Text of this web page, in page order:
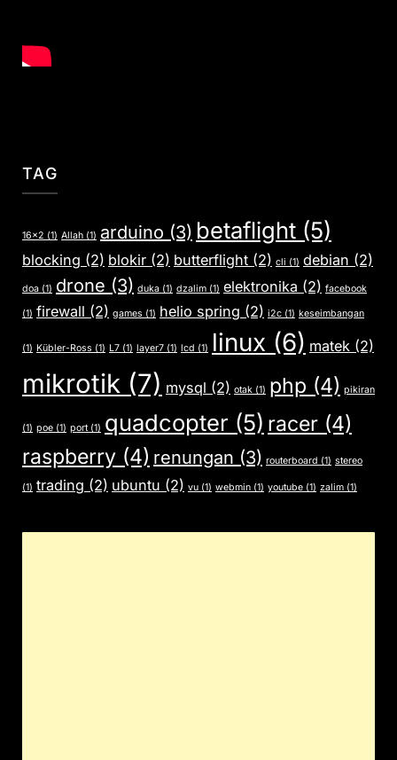
TAG
16x2 (1) Allah (1) arduino (3) betaflight (5)
blocking (2) blokir (2) butterflight (2) cli (1) debian (2)
doa (1) drone (3) duka (1) dzalim (1) elektronika (2) facebook
(1) firewall (2) games (1) helio spring (2) i2c (1) keseimbangan
(1) Kübler-Ross (1) L7 (1) layer7 (1) lcd (1) linux (6) matek (2)
mikrotik (7) mysql (2) otak (1) php (4) pikiran
(1) poe (1) port(1) quadcopter (5) racer (4)
raspberry (4) renungan (3) routerboard (1) stereo
(1) trading (2) ubuntu (2) vu (1) webmin (1) youtube (1) zalim (1)